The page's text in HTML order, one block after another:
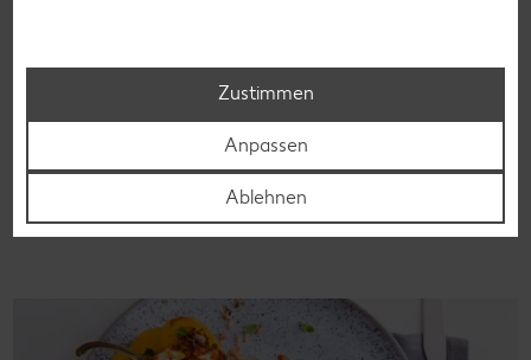
Laktoseintoleranz muss dich kulinarisch nicht ausbremsen,
denn es geht auch ohne. Unsere laktosefreien Rezepte
bringen Vielfalt auf den Tisch – für große und kleine
Genießer, für die Lunchbox oder das Abendessen.
Rezepte entdecken
Zustimmen
Anpassen
Ablehnen